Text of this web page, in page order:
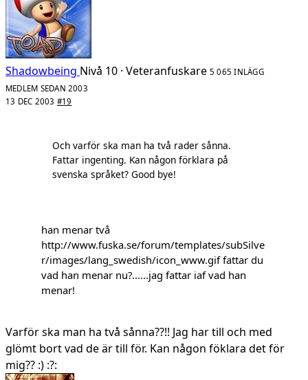
Shadowbeing Nivå 10 · Veteranfuskare 5 065 INLÄGG
MEDLEM SEDAN 2003
13 DEC 2003 #19
Och varför ska man ha två rader sånna.
Fattar ingenting. Kan någon förklara på
svenska språket? Good bye!
han menar två
http://www.fuska.se/forum/templates/subSilve
r/images/lang_swedish/icon_www.giffattar du
vad han menar nu?......jag fattar iaf vad han
menar!
Varför ska man ha två sånna??!! Jag har till och med
glömt bort vad de är till för. Kan någon föklara det för
mig?? :) :?: